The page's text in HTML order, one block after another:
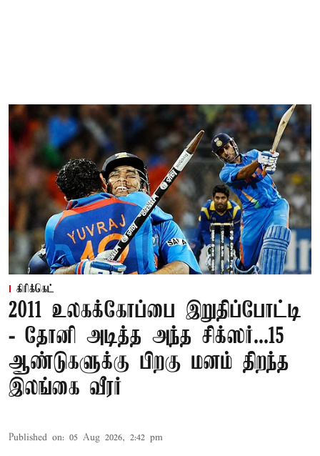
கிரிக்கெட்
2011 உலகக்கோப்பை இறுதிப்போட்டி
- தோனி அடித்த அந்த சிக்ஸர்...15
ஆண்டுகளுக்கு பிறகு மனம் திறந்த
இலங்கை வீரர்
Published on: 05 Aug 2026, 2:42 pm